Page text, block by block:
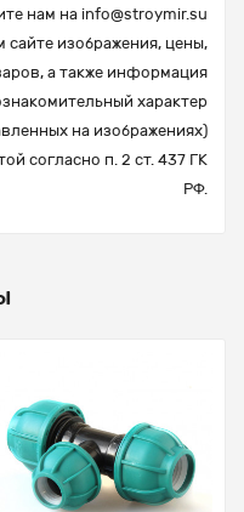
нам на info@stroymir.su
изображения, цены,
а также информация
характер
на изображениях)
согласно п. 2 ст. 437 ГК
РФ.